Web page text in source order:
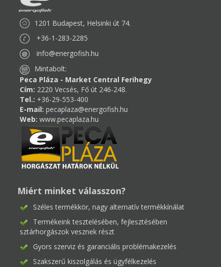
1201 Budapest, Helsinki út 74.
+36-1-283-2285
info@energofish.hu
Mintabolt:
Peca Pláza - Market Central Ferihegy
Cím: 2220 Vecsés, Fő út 246-248.
Tel.: +36-29-553-400
E-mail: pecaplaza@energofish.hu
Web: www.pecaplaza.hu
Miért minket válasszon?
Széles termékkör, nagy alternatív termékkínálat
Termékeink tesztelésében, fejlesztésében
sztárhorgászok vesznek részt
Gyors szerviz és garanciális problémakezelés
Szakszerű kiszolgálás és ügyfélkezelés